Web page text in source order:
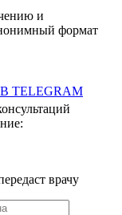
и
формат
TELEGRAM
врачу